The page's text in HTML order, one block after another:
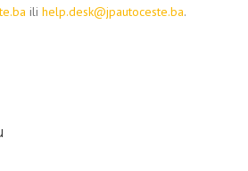
ili help.desk@jpautoceste.ba.